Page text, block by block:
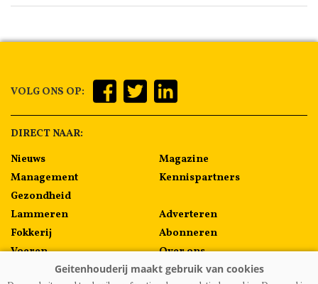
VOLG ONS OP:
DIRECT NAAR:
Nieuws
Management
Gezondheid
Lammeren
Fokkerij
Voeren
Algemeen
Magazine
Kennispartners
Adverteren
Abonneren
Over ons
Contact